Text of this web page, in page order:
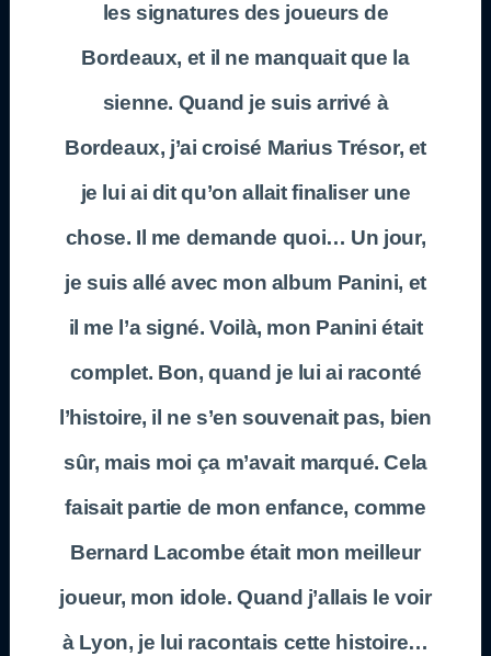
les signatures des joueurs de
Bordeaux, et il ne manquait que la
sienne. Quand je suis arrivé à
Bordeaux, j’ai croisé Marius Trésor, et
je lui ai dit qu’on allait finaliser une
chose. Il me demande quoi… Un jour,
je suis allé avec mon album Panini, et
il me l’a signé. Voilà, mon Panini était
complet. Bon, quand je lui ai raconté
l’histoire, il ne s’en souvenait pas, bien
sûr, mais moi ça m’avait marqué. Cela
faisait partie de mon enfance, comme
Bernard Lacombe était mon meilleur
joueur, mon idole. Quand j’allais le voir
à Lyon, je lui racontais cette histoire…